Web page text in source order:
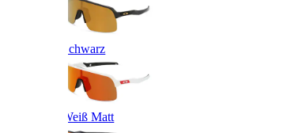
Schwarz
Weiß Matt